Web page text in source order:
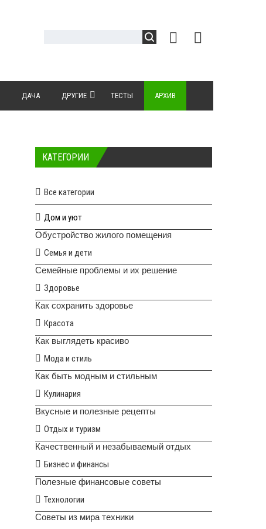
ДАЧА ДРУГИЕ ТЕСТЫ АРХИВ
КАТЕГОРИИ
Все категории
Дом и уют
Обустройство жилого помещения
Семья и дети
Семейные проблемы и их решение
Здоровье
Как сохранить здоровье
Красота
Как выглядеть красиво
Мода и стиль
Как быть модным и стильным
Кулинария
Вкусные и полезные рецепты
Отдых и туризм
Качественный и незабываемый отдых
Бизнес и финансы
Полезные финансовые советы
Технологии
Советы из мира техники